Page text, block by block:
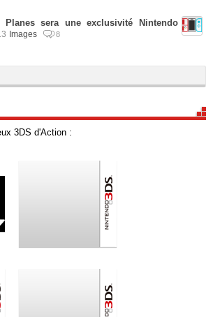
Planes sera une exclusivité Nintendo
Images 8
3DS d'Action :